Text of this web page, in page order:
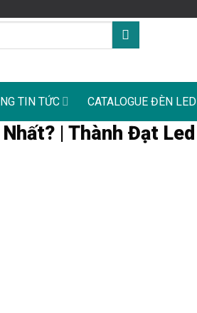
TIN TỨC CATALOGUE ĐÈN LED
| Thành Đạt Led